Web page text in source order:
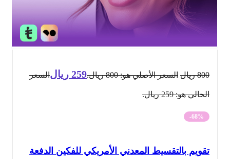
ريال السعر الأصلي هو: 800 ريال. 259 ريالالسعر
الحالي هو: 259 ريال.
-68%
تقويم بالتقسيط المعدني الأمريكي للفكين الدفعة